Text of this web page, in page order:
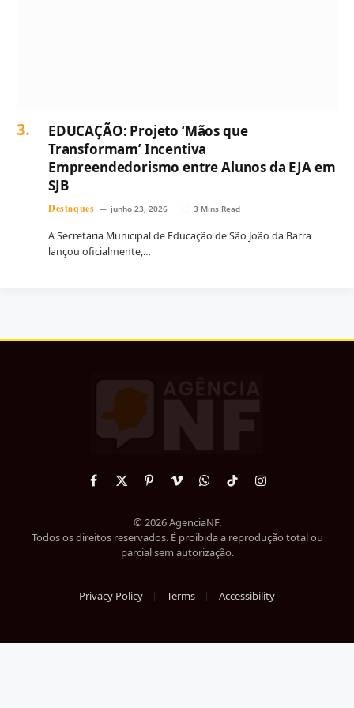
EDUCAÇÃO: Projeto ‘Mãos que
Transformam’ Incentiva
Empreendedorismo entre Alunos da EJA em
SJB
Destaques junho 23, 2026 3 Mins Read
A Secretaria Municipal de Educação de São João da Barra
lançou oficialmente,…
Facebook
X
PinterestVimeoWhatsApp
TikTokInstagram
© 2026 AgenciaNF.
Todos os direitos reservados. É proibida a reprodução total ou
parcial sem autorização.
Privacy Policy Terms Accessibility